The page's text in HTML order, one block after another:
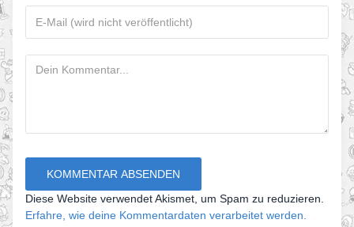
Diese Website verwendet Akismet, um Spam zu reduzieren.
Erfahre, wie deine Kommentardaten verarbeitet werden.